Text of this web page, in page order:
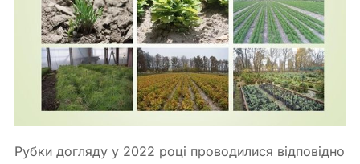
Рубки догляду у 2022 році проводилися відповідно